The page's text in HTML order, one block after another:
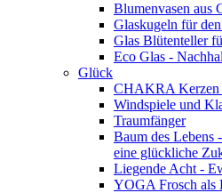
Blumenvasen aus
Glaskugeln für
Glas Blütenteller
Eco Glas -
Glück
CHAKRA Kerzen
Windspiele und
Traumfänger
Baum des
eine glückliche
Liegende Acht -
YOGA Frosch als